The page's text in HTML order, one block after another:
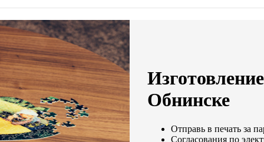
Обнинске
Отправь в печать за
Согласования по